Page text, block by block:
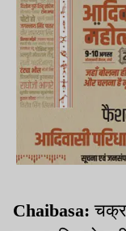
Chaibasa: